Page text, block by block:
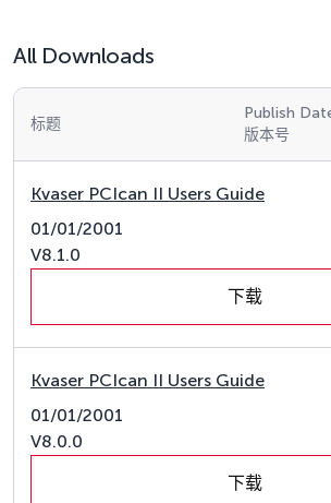
All Downloads
标题
Publish
版本号
Kvaser PCIcan II Users Guide
01/01/2001
V8.1.0
下载
Kvaser PCIcan II Users Guide
01/01/2001
V8.0.0
下载